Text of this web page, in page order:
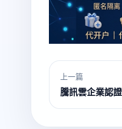
上一篇
騰訊雲企業認